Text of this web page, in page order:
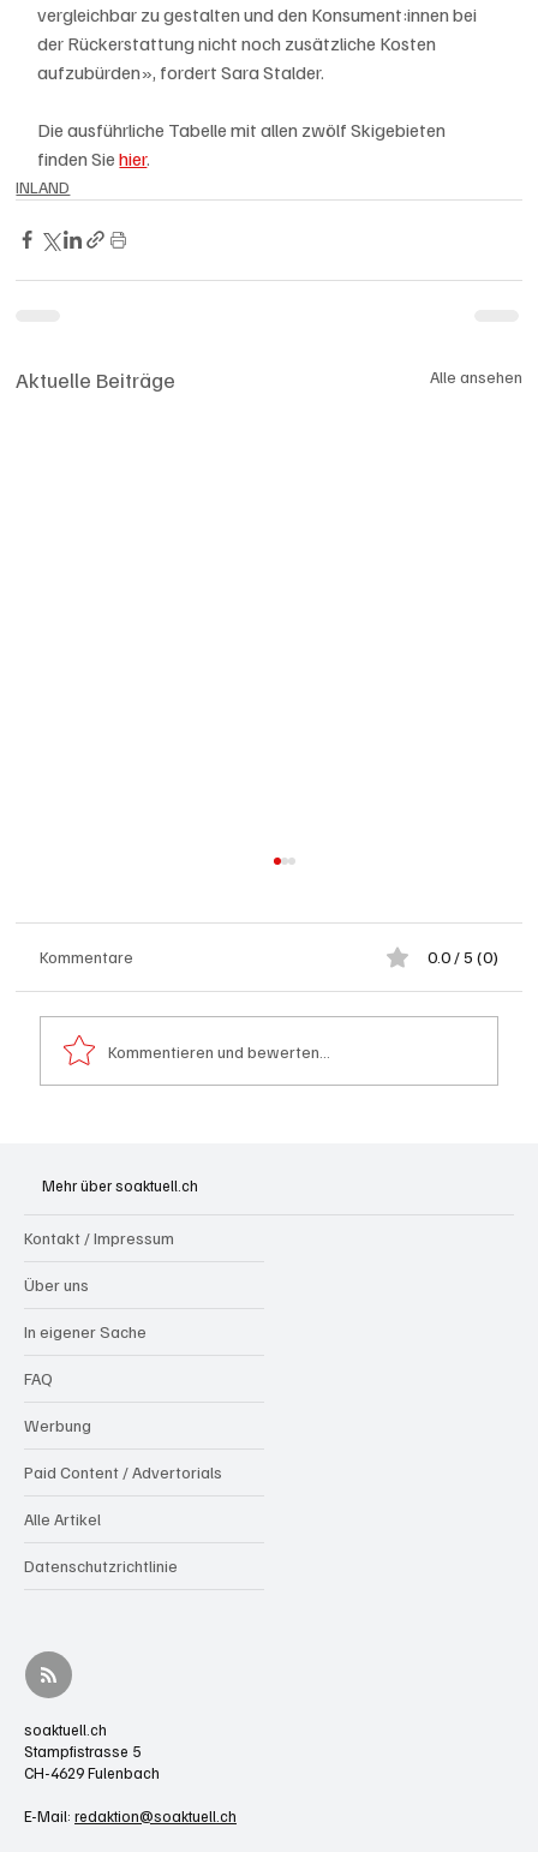
vergleichbar zu gestalten und den Konsument:innen bei
der Rückerstattung nicht noch zusätzliche Kosten
aufzubürden», fordert Sara Stalder.
Die ausführliche Tabelle mit allen zwölf Skigebieten
finden Sie hier.
INLAND
Aktuelle Beiträge Alle ansehen
Schulanfang: Achtung Kinder
Kommentare 0.0 / 5 (0)
Kommentieren und bewerten...
Mehr über soaktuell.ch
Kontakt / Impressum
Über uns
In eigener Sache
FAQ
Werbung
Paid Content / Advertorials
Alle Artikel
Datenschutzrichtlinie
soaktuell.ch
Stampfistrasse 5
CH-4629 Fulenbach
E-Mail: redaktion@soaktuell.ch